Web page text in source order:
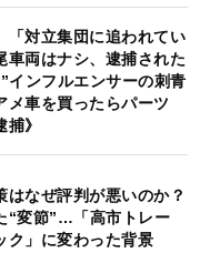
「対立集団に追われてい
両はナシ、逮捕された
インフルエンサーの刺青
メ車を買ったらパーツ
》
はなぜ評判が悪いのか？
“変節”…「高市トレー
ク」に変わった背景